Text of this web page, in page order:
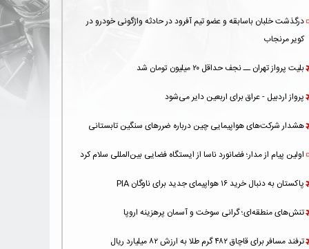
درگذشت خلبان باسابقه و عضو تیم آفرود در حادثه واژگونی خودرو در
کویر مرنجاب
بلیت پرواز تهران ــ نجف حداقل ۲۰ میلیون تومان شد
پرواز اردبیل - عراق برای اربعین دایر می‌شود
هشدار شرکت‌های هواپیمایی چین درباره ضررهای سنگین تابستانی
اولین پیام از مدار؛ فضانورد ناسا از ایستگاه فضایی بین‌المللی سلام کرد
پاکستان به دنبال خرید ۱۶ هواپیمای جدید برای ناوگان PIA
تنش‌های منطقه‌ای؛ گرانی سوخت و آسمان پرهزینه اروپا
ترفند مسافر برای قاچاق ۴۸۲ گرم طلا به ارزش ۸۲ میلیارد ریال